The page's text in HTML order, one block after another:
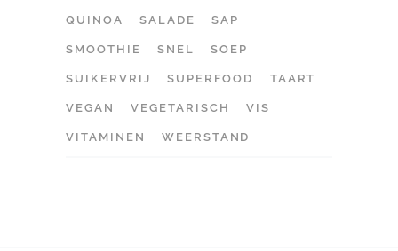
QUINOA SALADE SAP
SMOOTHIE SNEL SOEP
SUIKERVRIJ SUPERFOOD TAART
VEGAN VEGETARISCH VIS
VITAMINEN WEERSTAND